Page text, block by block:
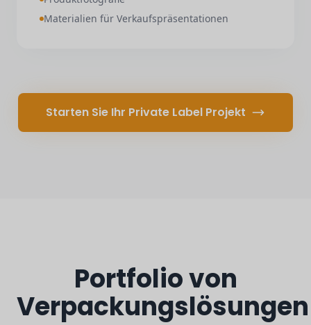
Materialien für Verkaufspräsentationen
Starten Sie Ihr Private Label Projekt
Portfolio von
Verpackungslösungen